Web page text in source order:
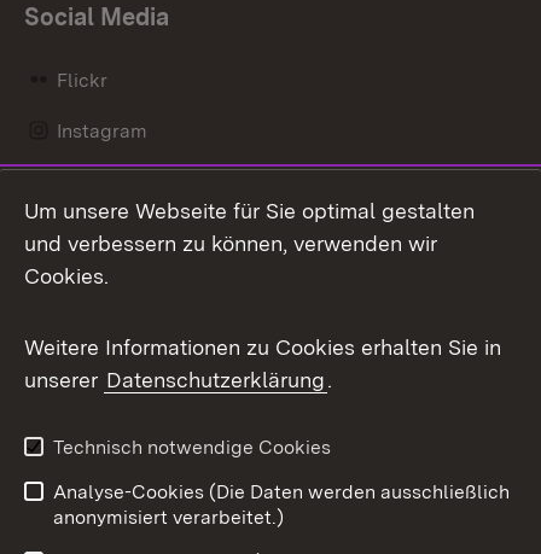
Social Media
Flickr
Instagram
Mastodon
Messenger
Social Wall
X / Twitter
Youtube
Um unsere Webseite für Sie optimal gestalten
und verbessern zu können, verwenden wir
Cookies.
Weitere Informationen zu Cookies erhalten Sie in
unserer Datenschutzerklärung.
Technisch notwendige Cookies
Analyse-Cookies (Die Daten werden ausschließlich
anonymisiert verarbeitet.)